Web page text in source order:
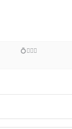
👩‍❤️‍👨💍